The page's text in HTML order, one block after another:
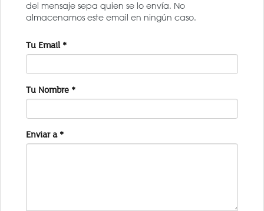
del mensaje sepa quien se lo envía. No
almacenamos este email en ningún caso.
Tu Email *
Tu Nombre *
Enviar a *